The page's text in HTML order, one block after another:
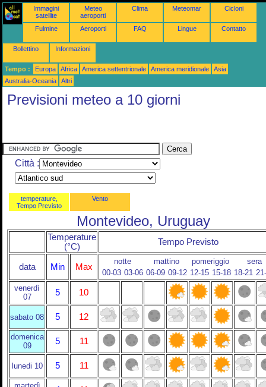
Immagini
satellite
Meteo
aeroporti
Clima Meteomar Cicloni
Fulmine Aeroporti FAQ Lingue Contatto
Bollettino Informazioni
Tempo : Europa Africa America settentrionale America meridionale
Asia
Australia-Oceania
Altri
Previsioni meteo a 10 giorni
Città :
temperature,
Tempo Previsto
Vento
Montevideo, Uruguay
Temperature
(°C)
Tempo Previsto
data Min Max
notte mattino pomeriggio
sera
00-03 03-06 06-09 09-12 12-15 15-18 18-21
venerdì
07
5 10
sabato 08 5 12
domenica
09
5 11
lunedi 10 5 11